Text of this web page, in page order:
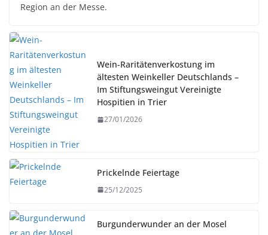
Region an der Messe.
Wein-Raritätenverkostung im
ältesten Weinkeller Deutschlands –
Im Stiftungsweingut Vereinigte
Hospitien in Trier
27/01/2026
Prickelnde Feiertage
25/12/2025
Burgunderwunder an der Mosel